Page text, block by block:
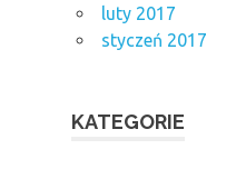
luty 2017
styczeń 2017
KATEGORIE